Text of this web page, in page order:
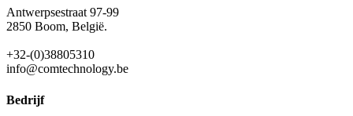
Antwerpsestraat 97-99
2850 Boom, België.
+32-(0)38805310
info@comtechnology.be
Bedrijf